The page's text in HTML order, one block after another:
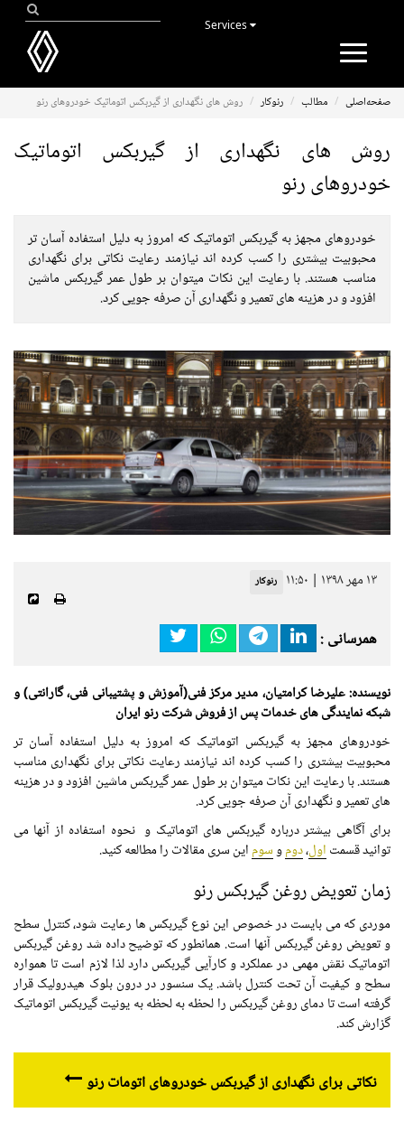
Toggle
صفحه‌اصلی مطالب رنوکار روش های نگهداری از گیربکس اتوماتیک خودروهای رنو
روش های نگهداری از گیربکس اتوماتیک
خودروهای رنو
خودروهای مجهز به گیربکس اتوماتیک که امروز به دلیل استفاده آسان تر
محبوبیت بیشتری را کسب کرده اند نیازمند رعایت نکاتی برای نگهداری
مناسب هستند. با رعایت این نکات میتوان بر طول عمر گیربکس ماشین
افزود و در هزینه های تعمیر و نگهداری آن صرفه جویی کرد.
۱۳ مهر ۱۳۹۸ | ۱۱:۵۰ رنوکار
همرسانی :
نویسنده: علیرضا کرامتیان، مدیر مرکز فنی(آموزش و پشتیبانی فنی، گارانتی) و
شبکه نمایندگی های خدمات پس از فروش شرکت رنو ایران
خودروهای مجهز به گیربکس اتوماتیک که امروز به دلیل استفاده آسان تر
محبوبیت بیشتری را کسب کرده اند نیازمند رعایت نکاتی برای نگهداری مناسب
هستند. با رعایت این نکات میتوان بر طول عمر گیربکس ماشین افزود و در هزینه
های تعمیر و نگهداری آن صرفه جویی کرد.
برای آگاهی بیشتر درباره گیربکس های اتوماتیک و نحوه استفاده از آنها می
توانید قسمتاول،دوموسوماین سری مقالات را مطالعه کنید.
زمان تعویض روغن گیربکس رنو
موردی که می بایست در خصوص این نوع گیربکس ها رعایت شود، کنترل سطح
و تعویض روغن گیربکس آنها است. همانطور که توضیح داده شد روغن گیربکس
اتوماتیک نقش مهمی در عملکرد و کارآیی گیربکس دارد لذا لازم است تا همواره
سطح و کیفیت آن تحت کنترل باشد. یک سنسور در درون بلوک هیدرولیک قرار
گرفته است تا دمای روغن گیربکس را لحظه به لحظه به یونیت گیربکس اتوماتیک
گزارش کند.
نکاتی برای نگهداری از گیربکس خودروهای اتومات رنو